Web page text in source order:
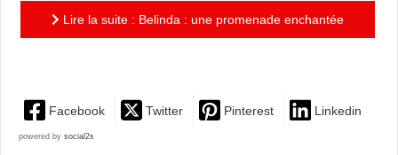
Lire la suite : Belinda : une promenade enchantée
Facebook Twitter Pinterest Linkedin
powered by social2s